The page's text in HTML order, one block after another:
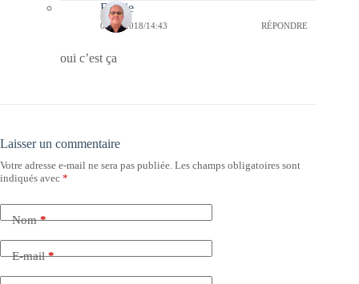
Bernie
08/05/2018/14:43 RÉPONDRE
oui c’est ça
Laisser un commentaire
Votre adresse e-mail ne sera pas publiée. Les champs obligatoires sont
indiqués avec *
Nom*
E-mail*